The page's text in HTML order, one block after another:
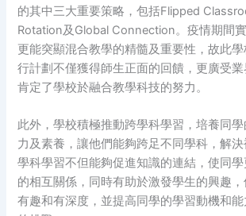
的其中三大重要策略，包括Flipped
Rotation及Global Connection。疫情期間
更能突顯混合教學的精髓及重要性，故此
行計劃不僅獲得師生正面的回饋，更廣受
肯定了學校於融合教學科技的努力。
此外，學校積極推動跨學科學習，培養同
力及素養，讓他們能夠跨足不同學科，解
學科學習不但能夠促進知識的連結，使同
的相互關係，同時有助於激發學生的興趣
有趣和有深度，並提高同學的學習動機和